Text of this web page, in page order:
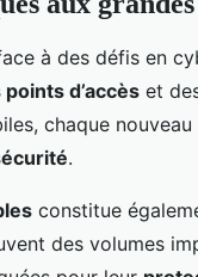
à des défis en
d’accès et
chaque
.
constitue
des volumes